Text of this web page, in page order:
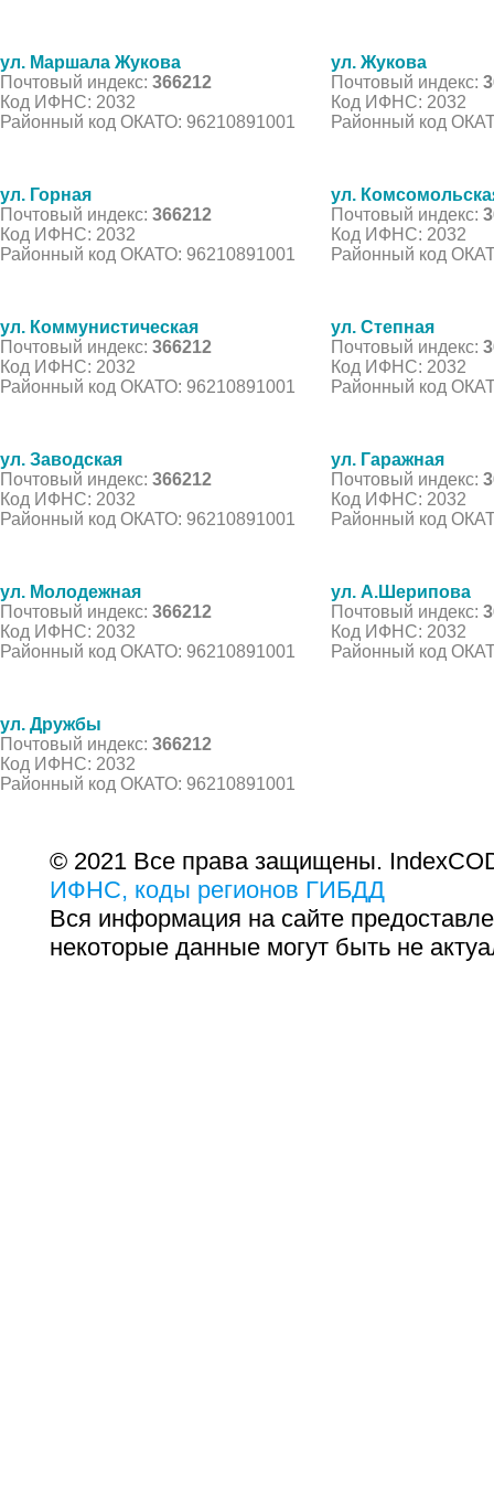
ул. Маршала Жукова
Почтовый индекс: 366212
Код ИФНС: 2032
Районный код ОКАТО: 96210891001
ул. Жукова
Почтовый индекс:
Код ИФНС: 2032
Районный код
ул. Горная
Почтовый индекс: 366212
Код ИФНС: 2032
Районный код ОКАТО: 96210891001
ул.
Почтовый индекс:
Код ИФНС: 2032
Районный код
ул. Коммунистическая
Почтовый индекс: 366212
Код ИФНС: 2032
Районный код ОКАТО: 96210891001
ул. Степная
Почтовый индекс:
Код ИФНС: 2032
Районный код
ул. Заводская
Почтовый индекс: 366212
Код ИФНС: 2032
Районный код ОКАТО: 96210891001
ул. Гаражная
Почтовый индекс:
Код ИФНС: 2032
Районный код
ул. Молодежная
Почтовый индекс: 366212
Код ИФНС: 2032
Районный код ОКАТО: 96210891001
ул. А.Шерипова
Почтовый индекс:
Код ИФНС: 2032
Районный код
ул. Дружбы
Почтовый индекс: 366212
Код ИФНС: 2032
Районный код ОКАТО: 96210891001
© 2021 Все права защищены.
ИФНС, коды регионов ГИБДД
Вся информация на сайте
некоторые данные могут быть не